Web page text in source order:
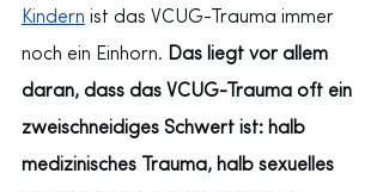
Kindern ist das VCUG-Trauma immer
noch ein Einhorn. Das liegt vor allem
daran, dass das VCUG-Trauma oft ein
zweischneidiges Schwert ist: halb
medizinisches Trauma, halb sexuelles